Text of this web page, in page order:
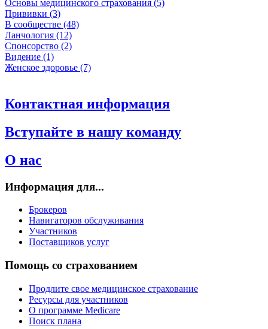
Основы медицинского страхования (5)
Прививки (3)
В сообществе (48)
Ланчология (12)
Спонсорство (2)
Видение (1)
Женское здоровье (7)
Контактная информация
Вступайте в нашу команду
О нас
Информация для...
Брокеров
Навигаторов обслуживания
Участников
Поставщиков услуг
Помощь со страхованием
Продлите свое медицинское страхование
Ресурсы для участников
О программе Medicare
Поиск плана